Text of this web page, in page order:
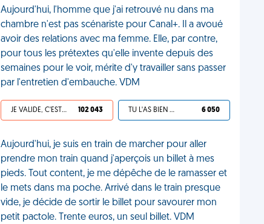
Aujourd'hui, l'homme que j'ai retrouvé nu dans ma
chambre n'est pas scénariste pour Canal+. Il a avoué
avoir des relations avec ma femme. Elle, par contre,
pour tous les prétextes qu'elle invente depuis des
semaines pour le voir, mérite d'y travailler sans passer
par l'entretien d'embauche. VDM
JE VALIDE, C'EST UNE VDM 102 043 TU L'AS BIEN MÉRITÉ 6 050
Aujourd'hui, je suis en train de marcher pour aller
prendre mon train quand j'aperçois un billet à mes
pieds. Tout content, je me dépêche de le ramasser et
le mets dans ma poche. Arrivé dans le train presque
vide, je décide de sortir le billet pour savourer mon
petit pactole. Trente euros, un seul billet. VDM